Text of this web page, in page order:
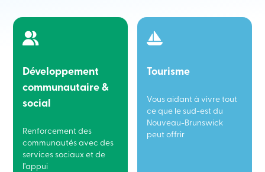
Développement
communautaire &
social
Renforcement des
communautés avec des
services sociaux et de
l’appui
Tourisme
Vous aidant à vivre tout
ce que le sud-est du
Nouveau-Brunswick
peut offrir